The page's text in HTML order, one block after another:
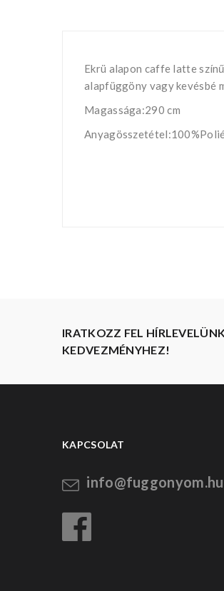
Ekrü alapon caffe latte
alapfüggöny vagy kevésbé
Magassága:290 cm
IRATKOZZ FEL
KEDVEZMÉNYHEZ!
KAPCSOLAT
info@fuggonyom.hu